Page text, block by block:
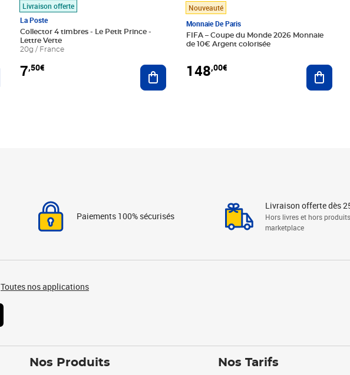
au panier
Livraison offerte
La Poste
Collector 4 timbres - Le Petit Prince -
Lettre Verte
20g / France
7,50€ Ajouter au panier
Nouveauté
Monnaie De Paris
FIFA – Coupe du Monde 2026 Monnaie
de 10€ Argent colorisée
148,00€
Paiements 100% sécurisés
Livraison offerte dès
Hors livres et hors produits
marketplace
Toutes nos applications
Nos Produits Nos Tarifs